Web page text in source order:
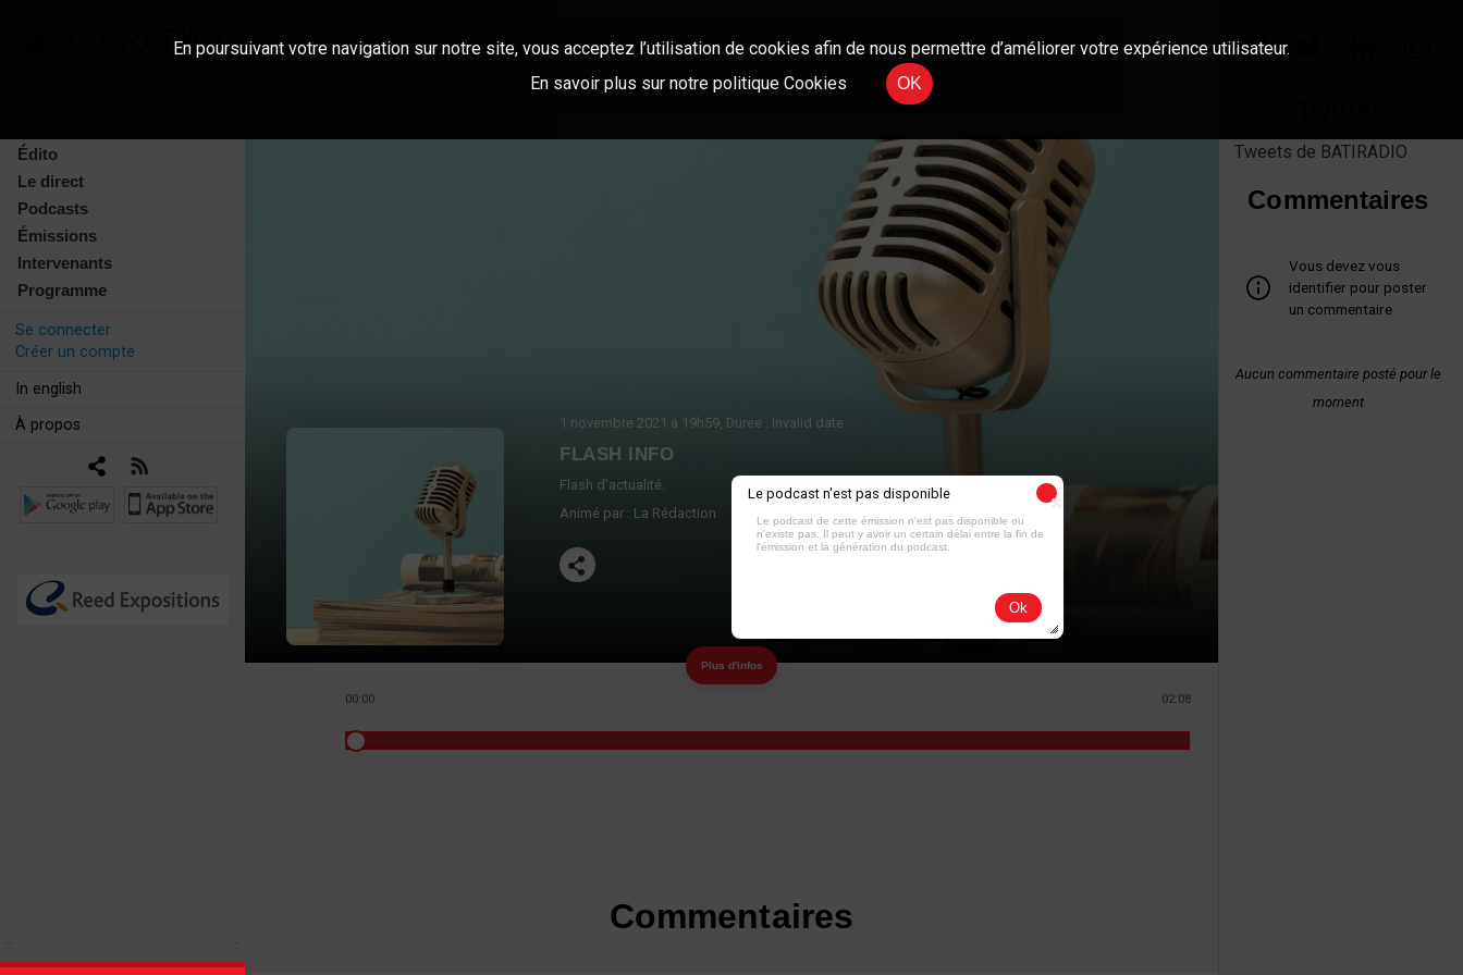
Édito
Le direct
Podcasts
Émissions
Intervenants
Programme
Se connecter
Créer un compte
In english
À propos
1 novembre 2021 à 19h59, Durée : Invalid date
FLASH INFO
Flash d'actualité.
Animé par : La Rédaction
Plus d'infos
00:00 02:08
Commentaires
Tweets de BATIRADIO
Commentaires
Vous devez vous
identifier pour poster
un commentaire
Aucun commentaire posté pour le
moment
En poursuivant votre navigation sur notre site, vous acceptez l’utilisation de cookies afin de nous permettre d’améliorer votre expérience utilisateur.
En savoir plus sur notre politique Cookies
OK
Le podcast n'est pas disponible
Le podcast de cette émission n'est pas disponible ou
n'existe pas. Il peut y avoir un certain délai entre la fin de
l'émission et la génération du podcast.
Ok